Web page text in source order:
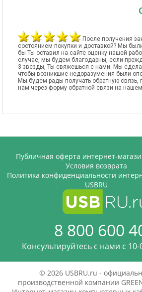
После получения
состоянием покупки и доставкой? Мы
бы Ты оставил на сайте оценку нашей
случае, мы будем благодарны, если
3 звезды, Ты свяжешься с нами. Мы
чтобы возникшие недоразумения были
Мы будем рады получать обратную связь,
нам через форму обратной связи на
Публичная оферта интернет-
Условия возврата
Политика конфиденциальности
USBRU
8 800 600
Консультируйтесь с нами c
© 2026 USBRU.ru -
производственной компании